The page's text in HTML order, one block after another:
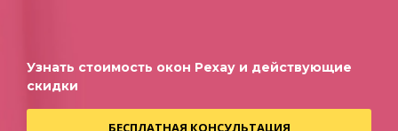
Узнать стоимость окон Рехау и действующие
скидки
БЕСПЛАТНАЯ КОНСУЛЬТАЦИЯ